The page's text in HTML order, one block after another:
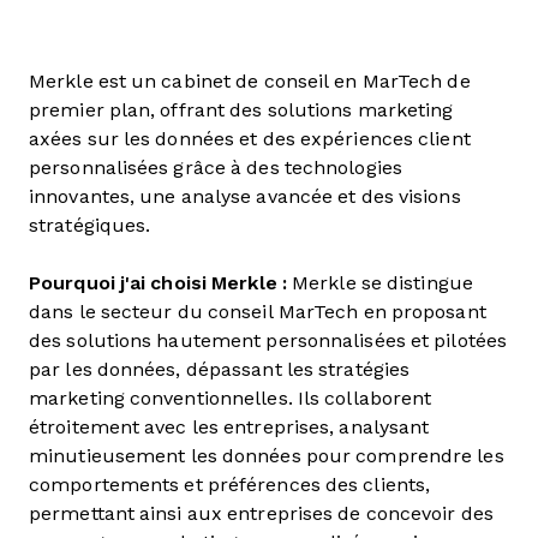
Merkle est un cabinet de conseil en MarTech de
premier plan, offrant des solutions marketing
axées sur les données et des expériences client
personnalisées grâce à des technologies
innovantes, une analyse avancée et des visions
stratégiques.
Pourquoi j'ai choisi Merkle : Merkle se distingue
dans le secteur du conseil MarTech en proposant
des solutions hautement personnalisées et pilotées
par les données, dépassant les stratégies
marketing conventionnelles. Ils collaborent
étroitement avec les entreprises, analysant
minutieusement les données pour comprendre les
comportements et préférences des clients,
permettant ainsi aux entreprises de concevoir des